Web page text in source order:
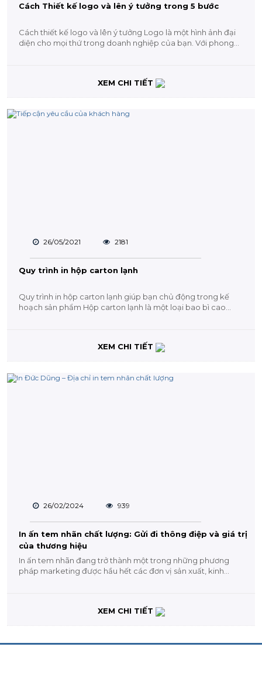
Cách Thiết kế logo và lên ý tưởng trong 5 bước
Cách thiết kế logo và lên ý tưởng Logo là một hình ảnh đại
diện cho mọi thứ trong doanh nghiệp của bạn. Với phong...
XEM CHI TIẾT
26/05/2021 2181
Quy trình in hộp carton lạnh
Quy trình in hộp carton lạnh giúp bạn chủ động trong kế
hoạch sản phẩm Hộp carton lạnh là một loại bao bì cao
XEM CHI TIẾT
26/02/2024 939
In ấn tem nhãn chất lượng: Gửi đi thông điệp và giá trị
của thương hiệu
In ấn tem nhãn đang trở thành một trong những phương
pháp marketing được hầu hết các đơn vị sản xuất, kinh
XEM CHI TIẾT